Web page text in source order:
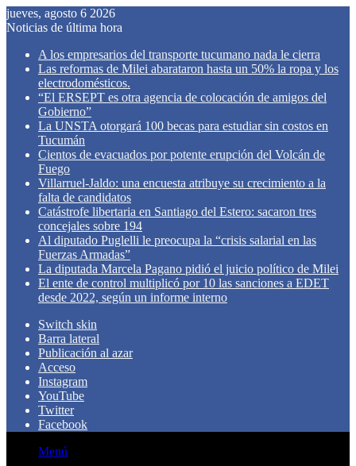
jueves, agosto 6 2026
Noticias de última hora
A los empresarios del transporte tucumano nada le cierra
Las reformas de Milei abarataron hasta un 50% la ropa y los
electrodomésticos.
“El ERSEPT es otra agencia de colocación de amigos del
Gobierno”
La UNSTA otorgará 100 becas para estudiar sin costos en
Tucumán
Cientos de evacuados por potente erupción del Volcán de
Fuego
Villarruel-Jaldo: una encuesta atribuye su crecimiento a la
falta de candidatos
Catástrofe libertaria en Santiago del Estero: sacaron tres
concejales sobre 194
Al diputado Puglelli le preocupa la “crisis salarial en las
Fuerzas Armadas”
La diputada Marcela Pagano pidió el juicio político de Milei
El ente de control multiplicó por 10 las sanciones a EDET
desde 2022, según un informe interno
Switch skin
Barra lateral
Publicación al azar
Acceso
Instagram
YouTube
Twitter
Facebook
Menú